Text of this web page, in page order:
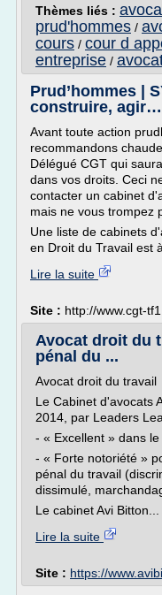
Thèmes liés :
prud'hommes /
cours / cour d
entreprise /
Prud’hommes |
construire, agir…
Avant toute action
recommandons
Délégué CGT qui
dans vos droits. Ceci
contacter un cabinet
mais ne vous trompez
Une liste de cabinets
en Droit du Travail est
Lire la suite
Site : http://www.cgt-
Avocat droit du
pénal du ...
Avocat droit du travail
Le Cabinet d'avocats
2014, par Leaders
- « Excellent » dans
- « Forte notoriété »
pénal du travail
dissimulé,
Le cabinet Avi Bitton...
Lire la suite
Site : https://